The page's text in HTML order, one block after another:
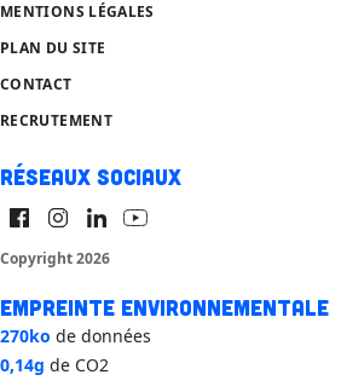
MENTIONS LÉGALES
PLAN DU SITE
CONTACT
RECRUTEMENT
Réseaux sociaux
Copyright 2026
Empreinte environnementale
270ko de données
0,14g de CO2